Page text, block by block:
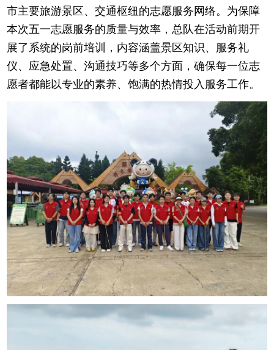
市主要旅游景区、交通枢纽的志愿服务网络。为保障
本次五一志愿服务的质量与效率，总队在活动前期开
展了系统的岗前培训，内容涵盖景区知识、服务礼
仪、应急处置、沟通技巧等多个方面，确保每一位志
愿者都能以专业的素养、饱满的热情投入服务工作。